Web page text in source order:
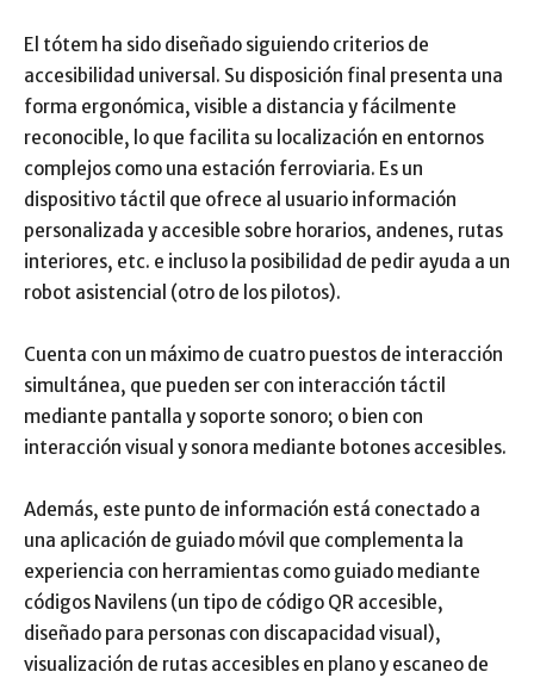
El tótem ha sido diseñado siguiendo criterios de
accesibilidad universal. Su disposición final presenta una
forma ergonómica, visible a distancia y fácilmente
reconocible, lo que facilita su localización en entornos
complejos como una estación ferroviaria. Es un
dispositivo táctil que ofrece al usuario información
personalizada y accesible sobre horarios, andenes, rutas
interiores, etc. e incluso la posibilidad de pedir ayuda a un
robot asistencial (otro de los pilotos).
Cuenta con un máximo de cuatro puestos de interacción
simultánea, que pueden ser con interacción táctil
mediante pantalla y soporte sonoro; o bien con
interacción visual y sonora mediante botones accesibles.
Además, este punto de información está conectado a
una aplicación de guiado móvil que complementa la
experiencia con herramientas como guiado mediante
códigos Navilens (un tipo de código QR accesible,
diseñado para personas con discapacidad visual),
visualización de rutas accesibles en plano y escaneo de